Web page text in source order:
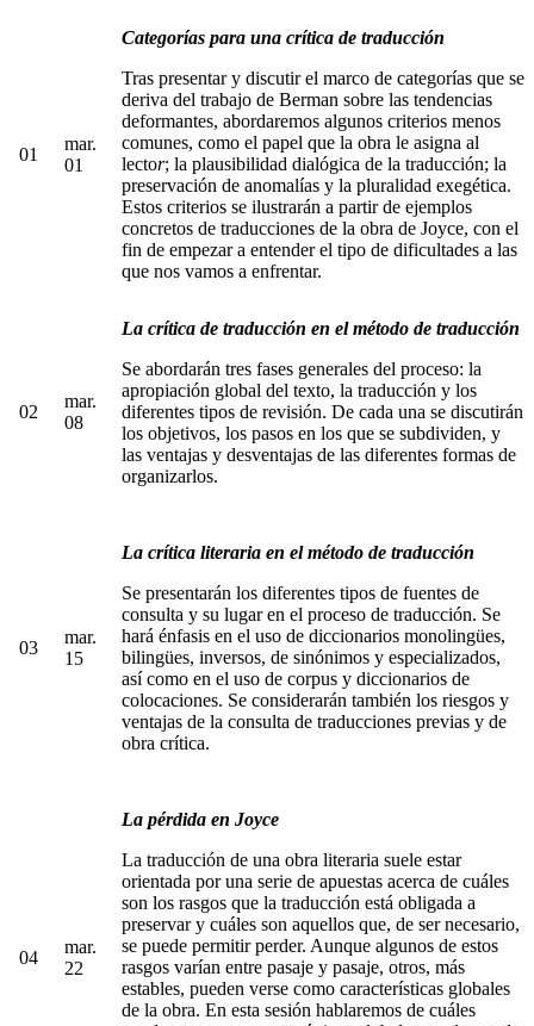
01
mar.
01
Categorías para una crítica de traducción
Tras presentar y discutir el marco de categorías que se
deriva del trabajo de Berman sobre las tendencias
deformantes, abordaremos algunos criterios menos
comunes, como el papel que la obra le asigna al
lector; la plausibilidad dialógica de la traducción; la
preservación de anomalías y la pluralidad exegética.
Estos criterios se ilustrarán a partir de ejemplos
concretos de traducciones de la obra de Joyce, con el
fin de empezar a entender el tipo de dificultades a las
que nos vamos a enfrentar.
02
mar.
08
La crítica de traducción en el método de traducción
Se abordarán tres fases generales del proceso: la
apropiación global del texto, la traducción y los
diferentes tipos de revisión. De cada una se discutirán
los objetivos, los pasos en los que se subdividen, y
las ventajas y desventajas de las diferentes formas de
organizarlos.
03
mar.
15
La crítica literaria en el método de traducción
Se presentarán los diferentes tipos de fuentes de
consulta y su lugar en el proceso de traducción. Se
hará énfasis en el uso de diccionarios monolingües,
bilingües, inversos, de sinónimos y especializados,
así como en el uso de corpus y diccionarios de
colocaciones. Se considerarán también los riesgos y
ventajas de la consulta de traducciones previas y de
obra crítica.
04
mar.
22
La pérdida en Joyce
La traducción de una obra literaria suele estar
orientada por una serie de apuestas acerca de cuáles
son los rasgos que la traducción está obligada a
preservar y cuáles son aquellos que, de ser necesario,
se puede permitir perder. Aunque algunos de estos
rasgos varían entre pasaje y pasaje, otros, más
estables, pueden verse como características globales
de la obra. En esta sesión hablaremos de cuáles